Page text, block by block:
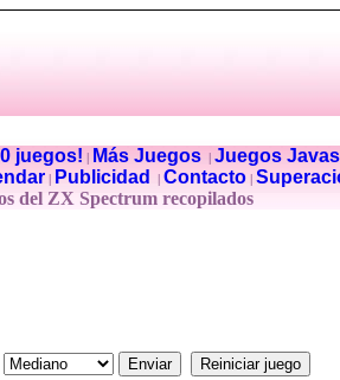
juegos! Más Juegos| Juegos
Publicidad Contacto
del ZX Spectrum recopilados